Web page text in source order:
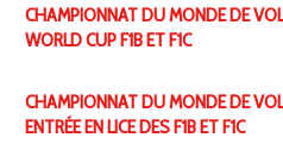
CHAMPIONNAT DU MONDE DE
WORLD CUP F1B ET F1C
CHAMPIONNAT DU MONDE DE VOL
ENTRÉE EN LICE DES F1B ET F1C